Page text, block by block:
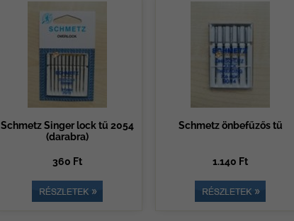
Schmetz Singer lock tű 2054
(darabra)
360 Ft
Schmetz önbefűzős tű
1.140 Ft